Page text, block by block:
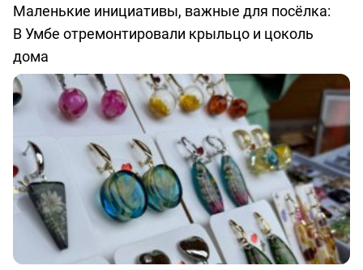
Маленькие инициативы, важные для посёлка:
В Умбе отремонтировали крыльцо и цоколь
дома